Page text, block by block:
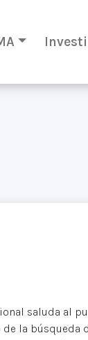
saluda al
la búsqueda